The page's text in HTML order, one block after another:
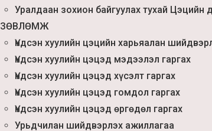
Уралдаан зохион байгуулах тухай Цэцийн
ЗӨВЛӨМЖ
Үндсэн хуулийн цэцийн харьяалан
Үндсэн хуулийн цэцэд мэдээлэл гаргах
Үндсэн хуулийн цэцэд хүсэлт гаргах
Үндсэн хуулийн цэцэд гомдол гаргах
Үндсэн хуулийн цэцэд өргөдөл гаргах
Урьдчилан шийдвэрлэх ажиллагаа